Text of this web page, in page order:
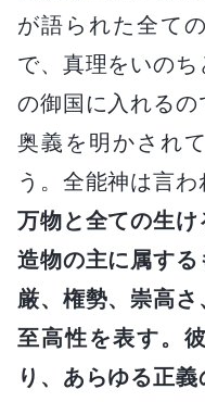
が語られた全て
で、真理をいの
の御国に入れる
奥義を明かされ
う。全能神は言
万物と全ての生
造物の主に属す
厳、権勢、崇高
至高性を表す。
り、あらゆる正